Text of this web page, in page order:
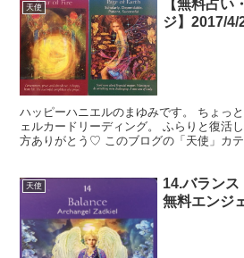
天使
【無料占い
ジ】2017/4/
ハッピーハニエルのまゆみです。 ちょっ
ェルカードリーディング。 ふらりと復活
方ありがとう♡ このブログの「天使」カテ
天使
14.バラン
無料エンジ